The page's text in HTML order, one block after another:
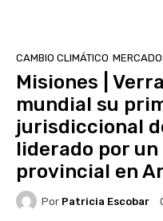
CAMBIO CLIMÁTICO
Misiones |
mundial su
jurisdiccional
liderado por
provincial en
Por Patricia Escobar